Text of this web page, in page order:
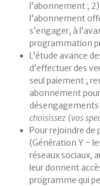
l’abonnement ;
l’abonnement
s’engager, à
programmation
L’étude avance
d’effectuer des
seul paiement ;
abonnement
désengagements
choisissez (vos
Pour rejoindre de
(Génération Y −
réseaux sociaux,
leur donnent
programme qui